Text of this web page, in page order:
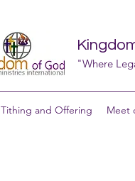
"Where
Tithing and Offering Meet